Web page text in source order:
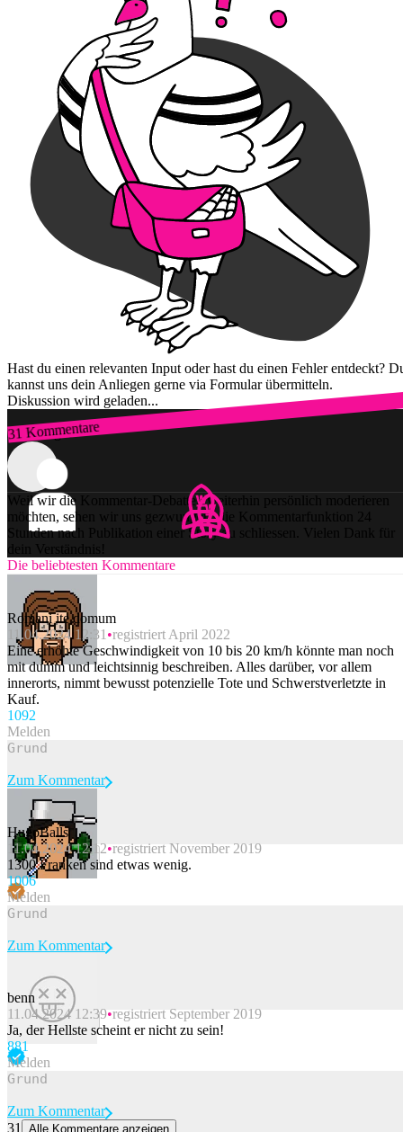
Hast du einen relevanten Input oder hast du einen Fehler entdeckt?
kannst uns dein Anliegen gerne via Formular übermitteln.
Diskussion wird geladen...
31 Kommentare
Zum Login
Weil wir die Kommentar-Debatten weiterhin persönlich moderieren
möchten, sehen wir uns gezwungen, die Kommentarfunktion 24
Stunden nach Publikation einer Story zu schliessen. Vielen Dank für
dein Verständnis!
Die beliebtesten Kommentare
Romani ite domum
11.04.2024 12:31 registriert April 2022
Eine erhöhte Geschwindigkeit von 10 bis 20 km/h könnte man noch
mit dumm und leichtsinnig beschreiben. Alles darüber, vor allem
innerorts, nimmt bewusst potenzielle Tote und Schwerstverletzte in
Kauf.
1092
Melden
Beitrag melden
Zum Kommentar
HugoBalls
11.04.2024 12:12 registriert November 2019
1300 Franken sind etwas wenig.
1006
Melden
Beitrag melden
Zum Kommentar
benn
11.04.2024 12:39 registriert September 2019
Ja, der Hellste scheint er nicht zu sein!
881
Melden
Zum Kommentar
31
Alle Kommentare anzeigen